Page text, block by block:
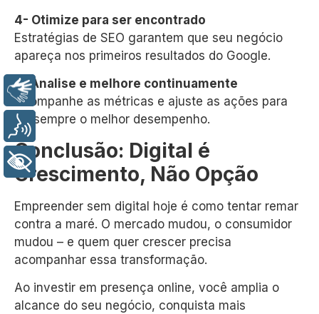
4- Otimize para ser encontrado
Estratégias de SEO garantem que seu negócio
apareça nos primeiros resultados do Google.
5- Analise e melhore continuamente
Acompanhe as métricas e ajuste as ações para
ter sempre o melhor desempenho.
Conclusão: Digital é
Crescimento, Não Opção
Empreender sem digital hoje é como tentar remar
contra a maré. O mercado mudou, o consumidor
mudou – e quem quer crescer precisa
acompanhar essa transformação.
Ao investir em presença online, você amplia o
alcance do seu negócio, conquista mais
Libras
Voz
+ Acessibilidade